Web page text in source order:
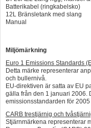
Batterikabel (ringkabelsko)
12L Bränsletank med slang
Manual
Miljömärkning
Euro 1 Emissions Standards
Detta märke representerar
och bullernivå.
EU-direktiven är satta av EU
gälla från den 1 januari 2006.
emissionsstandarden för
CARB trestjärnig och
Stjärnmärkena representerar